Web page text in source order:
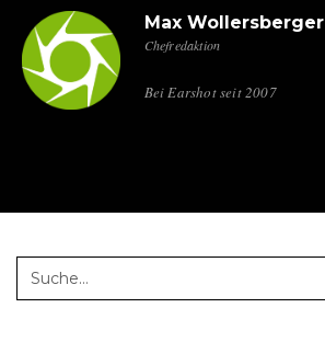
Max Wollersberger
Chefredaktion
Bei Earshot seit 2007